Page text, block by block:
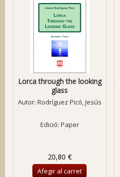
Lorca through the looking
glass
Autor: Rodríguez Picó, Jesús
Edició: Paper
20,80 €
Afegir al carret